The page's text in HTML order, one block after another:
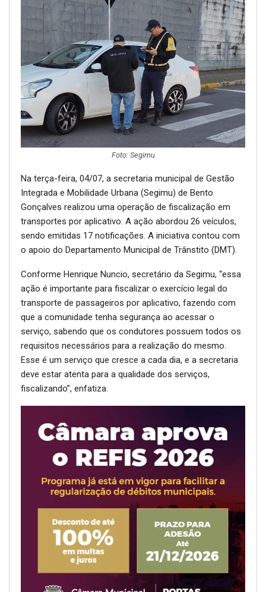
Foto: Segimu
Na terça-feira, 04/07, a secretaria municipal de Gestão
Integrada e Mobilidade Urbana (Segimu) de Bento
Gonçalves realizou uma operação de fiscalização em
transportes por aplicativo. A ação abordou 26 veículos,
sendo emitidas 17 notificações. A iniciativa contou com
o apoio do Departamento Municipal de Trânstito (DMT).
Conforme Henrique Nuncio, secretário da Segimu, “essa
ação é importante para fiscalizar o exercício legal do
transporte de passageiros por aplicativo, fazendo com
que a comunidade tenha segurança ao acessar o
serviço, sabendo que os condutores possuem todos os
requisitos necessários para a realização do mesmo.
Esse é um serviço que cresce a cada dia, e a secretaria
deve estar atenta para a qualidade dos serviços,
fiscalizando”, enfatiza.